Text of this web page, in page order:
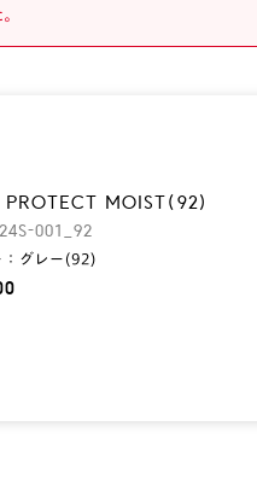
PROTECT MOIST(92)
001_92
グレー(92)